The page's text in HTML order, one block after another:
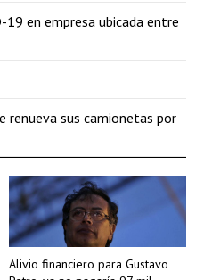
Alivio financiero para Gustavo
19 en empresa ubicada entre
renueva sus camionetas por